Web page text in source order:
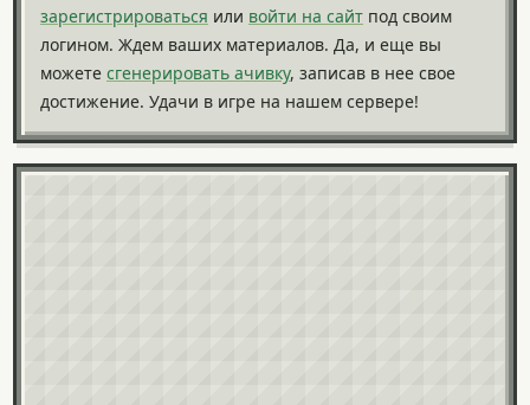
зарегистрироваться или войти на сайт под своим
логином. Ждем ваших материалов. Да, и еще вы
можете сгенерировать ачивку, записав в нее свое
достижение. Удачи в игре на нашем сервере!